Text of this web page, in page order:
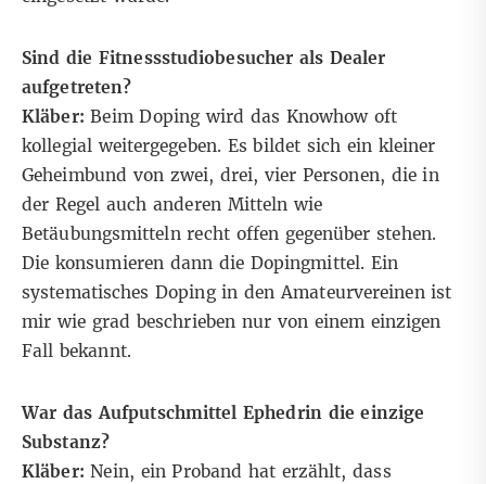
Sind die Fitnessstudiobesucher als Dealer
aufgetreten?
Kläber: Beim Doping wird das Knowhow oft
kollegial weitergegeben. Es bildet sich ein kleiner
Geheimbund von zwei, drei, vier Personen, die in
der Regel auch anderen Mitteln wie
Betäubungsmitteln recht offen gegenüber stehen.
Die konsumieren dann die Dopingmittel. Ein
systematisches Doping in den Amateurvereinen ist
mir wie grad beschrieben nur von einem einzigen
Fall bekannt.
War das Aufputschmittel Ephedrin die einzige
Substanz?
Kläber: Nein, ein Proband hat erzählt, dass